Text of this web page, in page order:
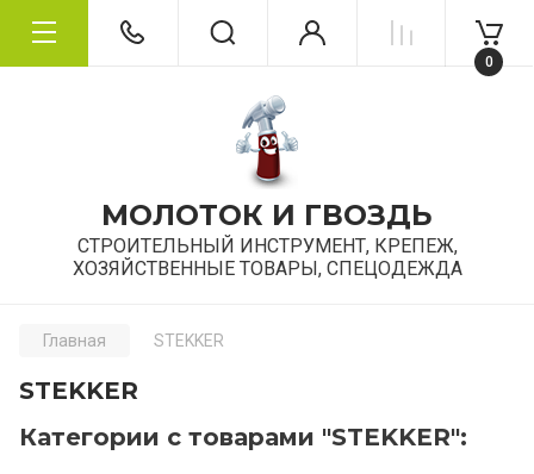
МОЛОТОК И ГВОЗДЬ
СТРОИТЕЛЬНЫЙ ИНСТРУМЕНТ, КРЕПЕЖ,
ХОЗЯЙСТВЕННЫЕ ТОВАРЫ, СПЕЦОДЕЖДА
0
Главная STEKKER
STEKKER
Категории с товарами "STEKKER":